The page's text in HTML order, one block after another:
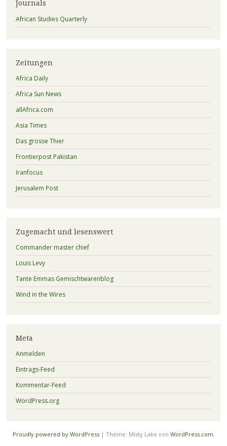
Journals
African Studies Quarterly
Zeitungen
Africa Daily
Africa Sun News
allAfrica.com
Asia Times
Das grosse Thier
Frontierpost Pakistan
Iranfocus
Jerusalem Post
Zugemacht und lesenswert
Commander master chief
Louis Levy
Tante Emmas Gemischtwarenblog
Wind in the Wires
Meta
Anmelden
Eintrags-Feed
Kommentar-Feed
WordPress.org
Proudly powered by WordPress | Theme: Misty Lake von WordPress.com.